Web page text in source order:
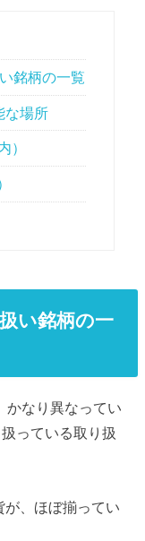
銘柄の一覧
な場所
）
い銘柄の一
かなり異なってい
っている取り扱
、ほぼ揃ってい